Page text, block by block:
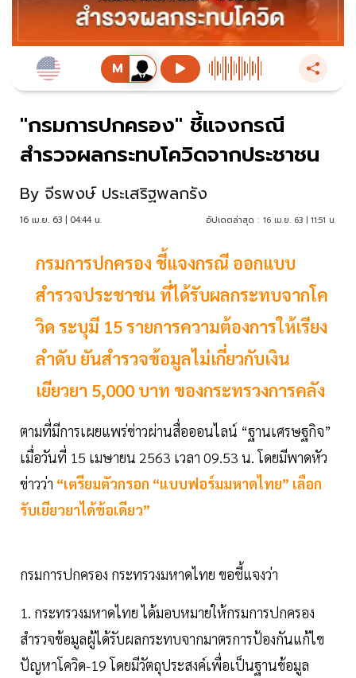
"กรมการปกครอง" ชี้แจงกรณี
สำรวจผลกระทบโควิดจากประชาชน
By จีรพงษ์ ประเสริฐพลกรัง
16 เม.ย. 63 | 04:44 น. อัปเดตล่าสุด : 16 เม.ย. 63 | 11:51 น.
กรมการปกครอง ชี้แจงกรณี ออกแบบ
สำรวจประชาชน ที่ได้รับผลกระทบจากโค
วิด ระบุมี 15 รายการความต้องการให้เรียง
ลำดับ ยันสำรวจข้อมูลไม่เกี่ยวกับเงิน
เยียวยา 5,000 บาท ของกระทรวงการคลัง
ตามที่มีการเผยแพร่ข่าวผ่านสื่อออนไลน์ “ฐานเศรษฐกิจ”
เมื่อวันที่ 15 เมษายน 2563 เวลา 09.53 น. โดยมีพาดหัว
ข่าวว่า “เตรียมตัวกรอก “แบบฟอร์มมหาดไทย” เลือก
รับเยียวยาได้ข้อเดียว”
กรมการปกครอง กระทรวงมหาดไทย ขอชี้แจงว่า
1. กระทรวงมหาดไทย ได้มอบหมายให้กรมการปกครอง
สำรวจข้อมูลผู้ได้รับผลกระทบจากมาตรการป้องกันแก้ไข
ปัญหาโควิด-19 โดยมีวัตถุประสงค์เพื่อเป็นฐานข้อมูล